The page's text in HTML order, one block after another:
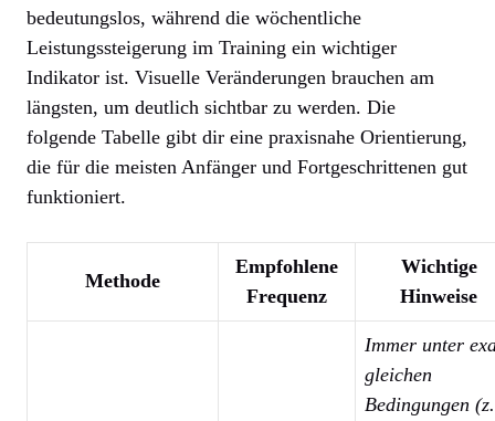
bedeutungslos, während die wöchentliche
Leistungssteigerung im Training ein wichtiger
Indikator ist. Visuelle Veränderungen brauchen am
längsten, um deutlich sichtbar zu werden. Die
folgende Tabelle gibt dir eine praxisnahe Orientierung,
die für die meisten Anfänger und Fortgeschrittenen gut
funktioniert.
Methode
Empfohlene
Frequenz
Wichtige
Hinweise
Immer unter
gleichen
Bedingungen